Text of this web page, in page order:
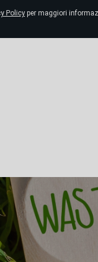
Policy per maggiori